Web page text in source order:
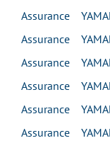
Assurance
Assurance
Assurance
Assurance
Assurance
Assurance